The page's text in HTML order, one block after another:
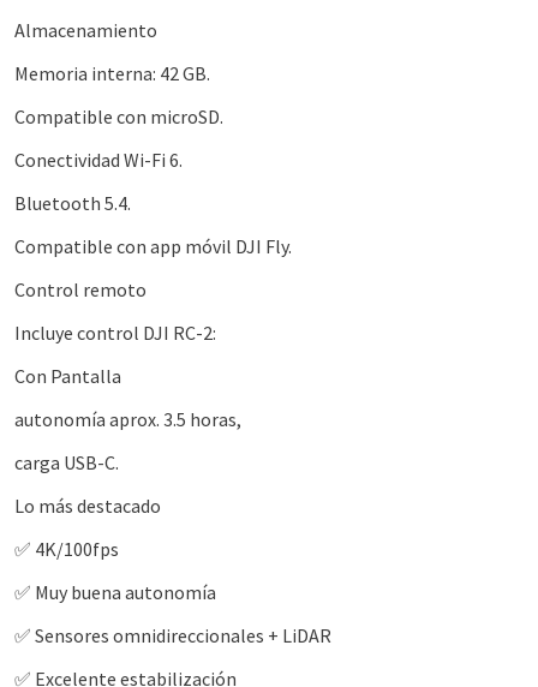
Almacenamiento
Memoria interna: 42 GB.
Compatible con microSD.
Conectividad Wi-Fi 6.
Bluetooth 5.4.
Compatible con app móvil DJI Fly.
Control remoto
Incluye control DJI RC-2:
Con Pantalla
autonomía aprox. 3.5 horas,
carga USB-C.
Lo más destacado
✅ 4K/100fps
✅ Muy buena autonomía
✅ Sensores omnidireccionales + LiDAR
✅ Excelente estabilización